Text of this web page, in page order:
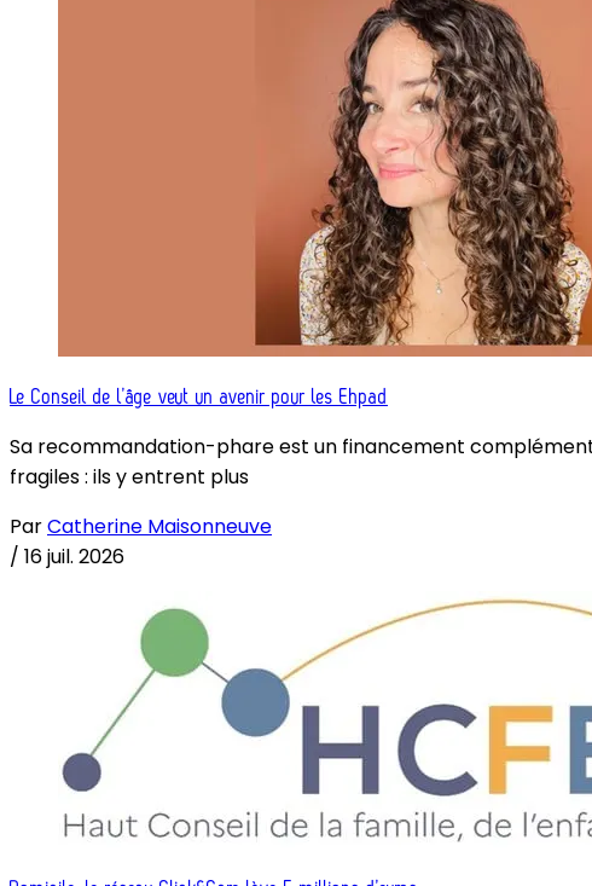
Le Conseil de l’âge veut un avenir pour les Ehpad
Sa recommandation-phare est un financement
fragiles : ils y entrent plus
ParCatherine Maisonneuve
/ 16 juil. 2026